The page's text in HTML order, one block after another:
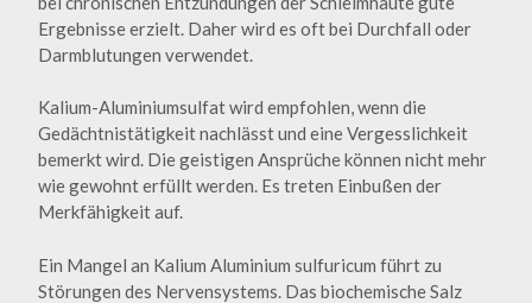
Ergebnisse erzielt. Daher wird es oft bei Durchfall oder
Darmblutungen verwendet.
Kalium-Aluminiumsulfat wird empfohlen, wenn die
Gedächtnistätigkeit nachlässt und eine Vergesslichkeit
bemerkt wird. Die geistigen Ansprüche können nicht mehr
wie gewohnt erfüllt werden. Es treten Einbußen der
Merkfähigkeit auf.
Ein Mangel an Kalium Aluminium sulfuricum führt zu
Störungen des Nervensystems. Das biochemische Salz